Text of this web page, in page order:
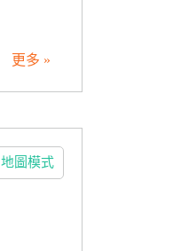
更多 »
地圖模式